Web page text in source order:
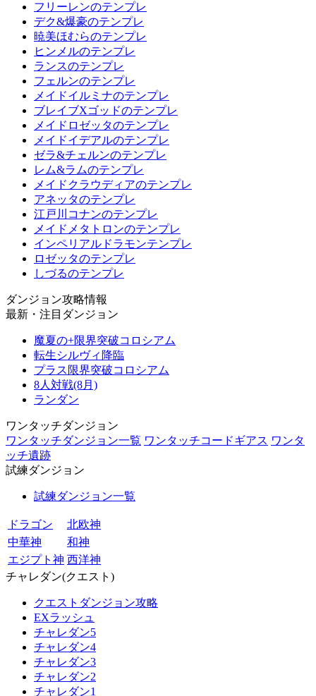
フリーレンのテンプレ
デク&爆豪のテンプレ
暁美ほむらのテンプレ
ヒンメルのテンプレ
ランスのテンプレ
フェルンのテンプレ
メイドイルミナのテンプレ
ブレイブXゴッドのテンプレ
メイドロゼッタのテンプレ
メイドイデアルのテンプレ
ゼラ&チェルンのテンプレ
レム&ラムのテンプレ
メイドクラウディアのテンプレ
アネッタのテンプレ
江戸川コナンのテンプレ
メイドメタトロンのテンプレ
インペリアルドラモンテンプレ
ロゼッタのテンプレ
しづるのテンプレ
ダンジョン攻略情報
最新・注目ダンジョン
魔夏の+限界突破コロシアム
転生シルヴィ降臨
プラス限界突破コロシアム
8人対戦(8月)
ランダン
ワンタッチダンジョン
ワンタッチダンジョン一覧 ワンタッチコードギアス ワンタ
ッチ遺跡
試練ダンジョン
試練ダンジョン一覧
ドラゴン
北欧神
中華神
和神
エジプト神 西洋神
チャレダン(クエスト)
クエストダンジョン攻略
EXラッシュ
チャレダン5
チャレダン4
チャレダン3
チャレダン2
チャレダン1